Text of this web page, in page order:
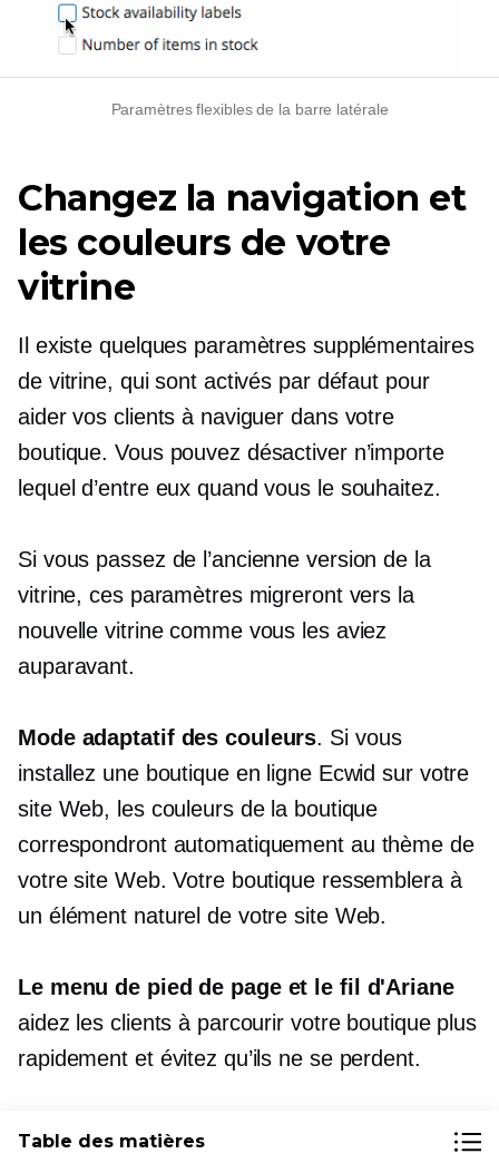
Paramètres flexibles de la barre latérale
Changez la navigation et
les couleurs de votre
vitrine
Il existe quelques paramètres supplémentaires
de vitrine, qui sont activés par défaut pour
aider vos clients à naviguer dans votre
boutique. Vous pouvez désactiver n’importe
lequel d’entre eux quand vous le souhaitez.
Si vous passez de l’ancienne version de la
vitrine, ces paramètres migreront vers la
nouvelle vitrine comme vous les aviez
auparavant.
Mode adaptatif des couleurs. Si vous
installez une boutique en ligne Ecwid sur votre
site Web, les couleurs de la boutique
correspondront automatiquement au thème de
votre site Web. Votre boutique ressemblera à
un élément naturel de votre site Web.
Le menu de pied de page et le fil d'Ariane
aidez les clients à parcourir votre boutique plus
rapidement et évitez qu’ils ne se perdent.
Le Connectez-vous
permet aux clients de
Table des matières